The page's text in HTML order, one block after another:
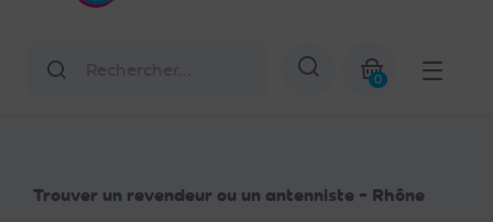
comprend
Afficher la
0
Trouver un revendeur ou un antenniste - Rhône